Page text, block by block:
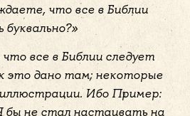
что все в Библии
все в Библии следует
это дано там; некоторые
иллюстрации. Ибо Пример:
бы не стал настаивать на